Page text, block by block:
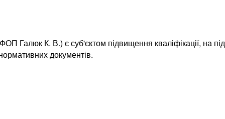
Галюк К. В.) є суб'єктом підвищення кваліфікації, на
документів.